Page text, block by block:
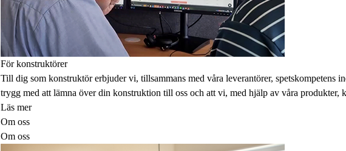
För konstruktörer
Till dig som konstruktör erbjuder vi, tillsammans med våra leverantörer, spetskompetens
trygg med att lämna över din konstruktion till oss och att vi, med hjälp av våra produkter,
Läs mer
Om oss
Om oss